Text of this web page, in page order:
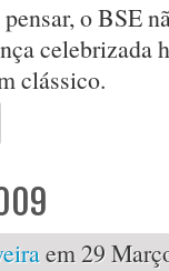
o BSE
celebrizada
clássico.
em 29